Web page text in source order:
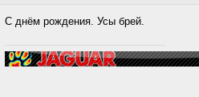
С днём рождения. Усы брей.